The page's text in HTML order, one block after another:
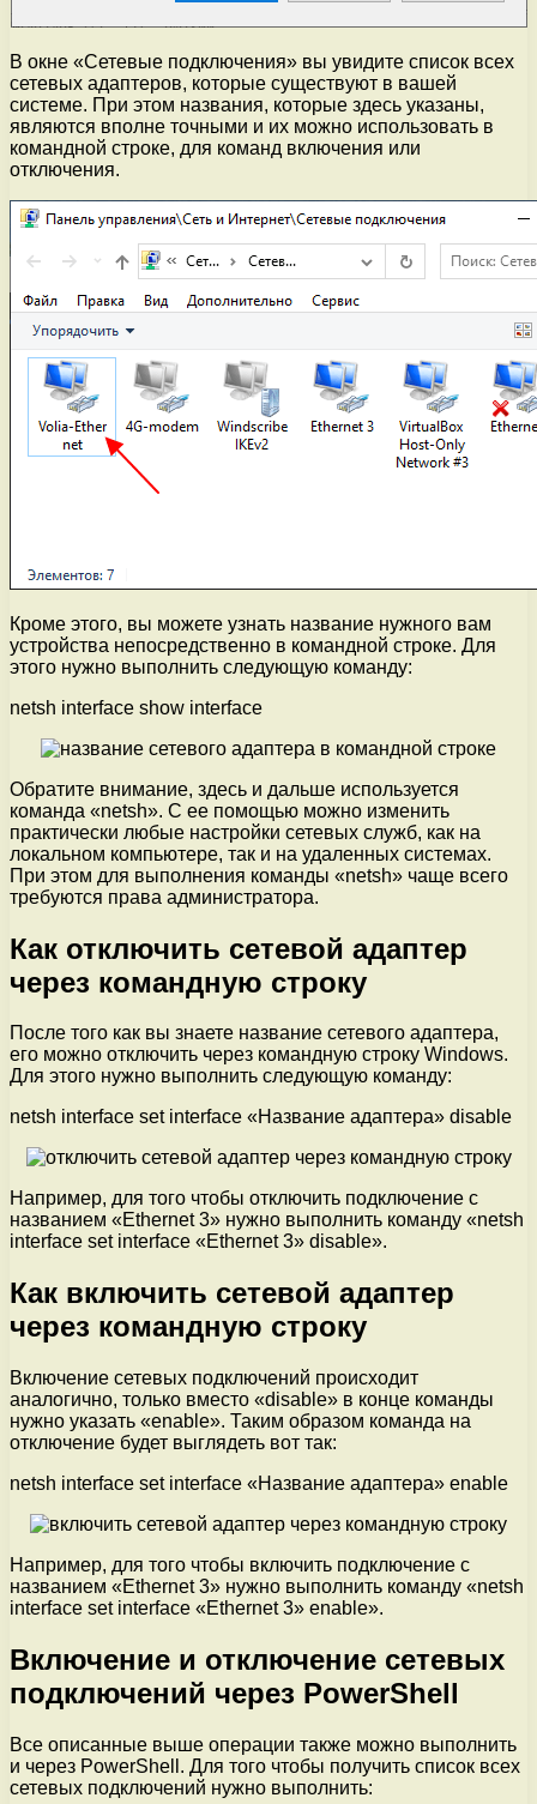
В окне «Сетевые подключения» вы увидите список всех
сетевых адаптеров, которые существуют в вашей
системе. При этом названия, которые здесь указаны,
являются вполне точными и их можно использовать в
командной строке, для команд включения или
отключения.
Кроме этого, вы можете узнать название нужного вам
устройства непосредственно в командной строке. Для
этого нужно выполнить следующую команду:
netsh interface show interface
Обратите внимание, здесь и дальше используется
команда «netsh». С ее помощью можно изменить
практически любые настройки сетевых служб, как на
локальном компьютере, так и на удаленных системах.
При этом для выполнения команды «netsh» чаще всего
требуются права администратора.
Как отключить сетевой адаптер
через командную строку
После того как вы знаете название сетевого адаптера,
его можно отключить через командную строку Windows.
Для этого нужно выполнить следующую команду:
netsh interface set interface «Название адаптера» disable
Например, для того чтобы отключить подключение с
названием «Ethernet 3» нужно выполнить команду «netsh
interface set interface «Ethernet 3» disable».
Как включить сетевой адаптер
через командную строку
Включение сетевых подключений происходит
аналогично, только вместо «disable» в конце команды
нужно указать «enable». Таким образом команда на
отключение будет выглядеть вот так:
netsh interface set interface «Название адаптера» enable
Например, для того чтобы включить подключение с
названием «Ethernet 3» нужно выполнить команду «netsh
interface set interface «Ethernet 3» enable».
Включение и отключение сетевых
подключений через PowerShell
Все описанные выше операции также можно выполнить
и через PowerShell. Для того чтобы получить список всех
сетевых подключений нужно выполнить: